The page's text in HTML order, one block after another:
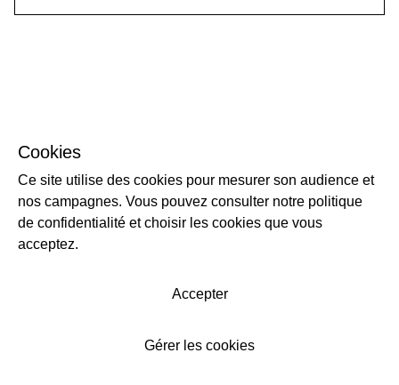
Cookies
Ce site utilise des cookies pour mesurer son audience et
nos campagnes. Vous pouvez consulter notre politique
de confidentialité et choisir les cookies que vous
acceptez.
Accepter
Gérer les cookies